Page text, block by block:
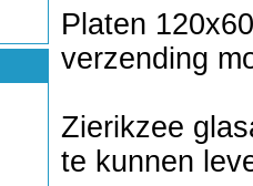
Platen
verzending
Zierikzee
te kunnen